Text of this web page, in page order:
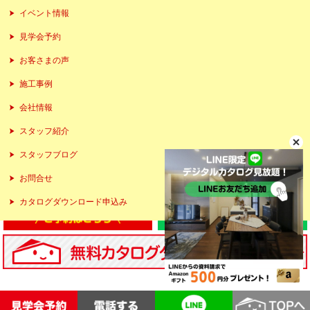
イベント情報
見学会予約
お客さまの声
施工事例
会社情報
スタッフ紹介
スタッフブログ
お問合せ
カタログダウンロード申込み